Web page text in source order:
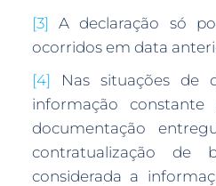
[3] A declaração só
ocorridos em data
[4] Nas situações de
informação
documentação
contratualização de
considerada a